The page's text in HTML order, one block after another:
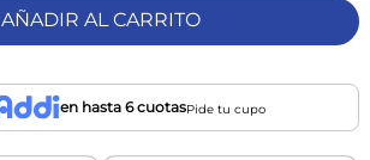
AÑADIR AL CARRITO
en hasta 6 cuotasPide tu cupo